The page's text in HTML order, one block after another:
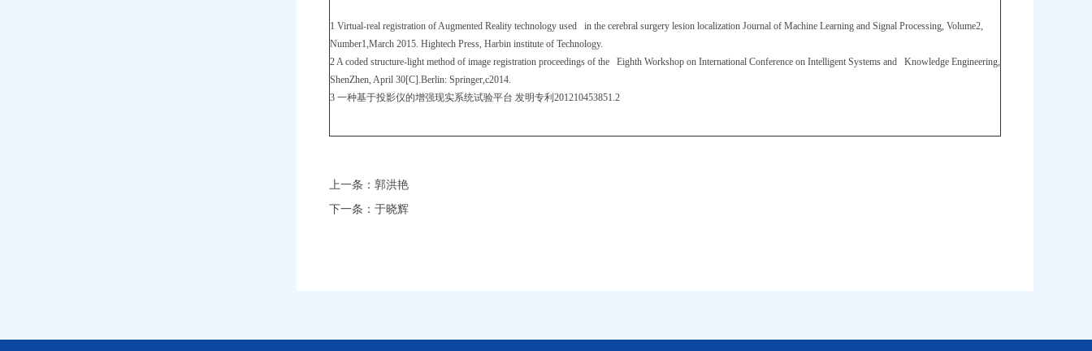
1 Virtual-real registration of Augmented Reality technology used in the cerebral surgery lesion localization Journal of Machine Learning and Signal Processing, Volume2,
Number1,March 2015. Hightech Press, Harbin institute of Technology.
2 A coded structure-light method of image registration proceedings of the Eighth Workshop on International Conference on Intelligent Systems and Knowledge Engineering,
ShenZhen, April 30[C].Berlin: Springer,c2014.
3 一种基于投影仪的增强现实系统试验平台 发明专利201210453851.2
上一条： 郭洪艳
下一条： 于晓辉